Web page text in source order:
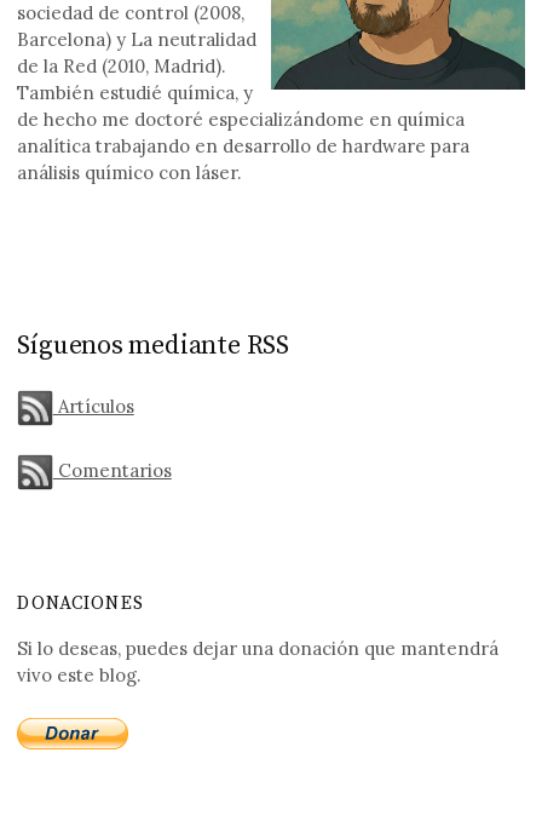
sociedad de control (2008,
Barcelona) y La neutralidad
de la Red (2010, Madrid).
También estudié química, y
de hecho me doctoré especializándome en química
analítica trabajando en desarrollo de hardware para
análisis químico con láser.
Síguenos mediante RSS
Artículos
Comentarios
DONACIONES
Si lo deseas, puedes dejar una donación que mantendrá
vivo este blog.